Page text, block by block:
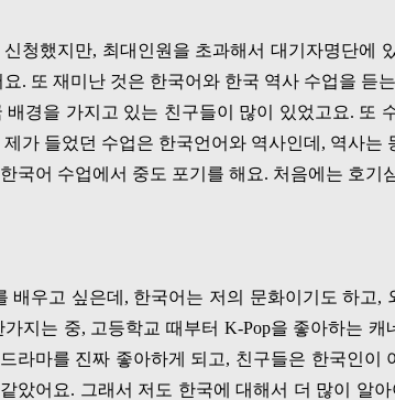
청했지만, 최대인원을 초과해서 대기자명단에
. 또 재미난 것은 한국어와 한국 역사 수업을 듣
배경을 가지고 있는 친구들이 많이 있었고요. 또
제가 들었던 수업은 한국언어와 역사인데 , 역사는
국어 수업에서 중도 포기를 해요. 처음에는 호기
배우고 싶은데 , 한국어는 저의 문화이기도 하고,
가지는 중, 고등학교 때부터 K-Pop을 좋아하는 캐
라마를 진짜 좋아하게 되고, 친구들은 한국인이
았어요. 그래서 저도 한국에 대해서 더 많이 알